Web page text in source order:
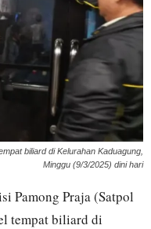
biliard di Kelurahan Kaduagung,
Minggu (9/3/2025) dini hari
Pamong Praja (Satpol
tempat biliard di